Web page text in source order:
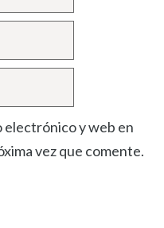
electrónico y web en
vez que comente.